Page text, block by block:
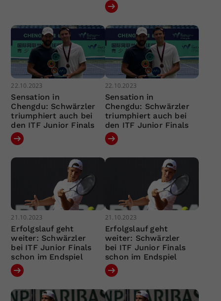
22.10.2023
Sensation in
Chengdu: Schwärzler
triumphiert auch bei
den ITF Junior Finals
22.10.2023
Sensation in
Chengdu: Schwärzler
triumphiert auch bei
den ITF Junior Finals
21.10.2023
Erfolgslauf geht
weiter: Schwärzler
bei ITF Junior Finals
schon im Endspiel
21.10.2023
Erfolgslauf geht
weiter: Schwärzler
bei ITF Junior Finals
schon im Endspiel